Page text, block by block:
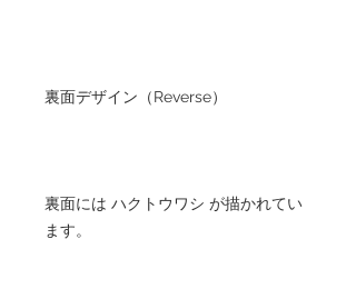
裏面デザイン（Reverse）
裏面には ハクトウワシ が描かれてい
ます。